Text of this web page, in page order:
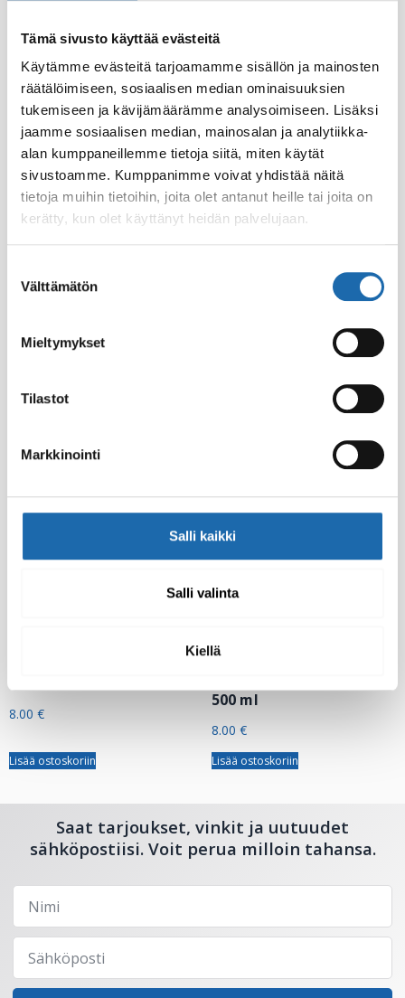
Tämä sivusto käyttää evästeitä
Käytämme evästeitä tarjoamamme sisällön ja mainosten
räätälöimiseen, sosiaalisen median ominaisuuksien
tukemiseen ja kävijämäärämme analysoimiseen. Lisäksi
jaamme sosiaalisen median, mainosalan ja analytiikka-
alan kumppaneillemme tietoja siitä, miten käytät
sivustoamme. Kumppanimme voivat yhdistää näitä
tietoja muihin tietoihin, joita olet antanut heille tai joita on
kerätty, kun olet käyttänyt heidän palvelujaan.
valinta
Välttämätön
Mieltymykset
Tilastot
Markkinointi
Salli kaikki
Salli valinta
Kiellä
compounds. Container of 300 ml is made of recyclable plastic
that can be burnt or recycled as mixed waste.
8.00€
poreamme ja uima-
allasdesi 1000 ml
8.00 €
Lisää ostoskoriin
500 ml
8.00 €
Lisää ostoskoriin
Saat tarjoukset, vinkit ja uutuudet
sähköpostiisi. Voit perua milloin tahansa.